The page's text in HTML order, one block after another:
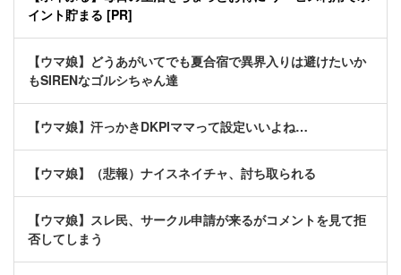
イント貯まる [PR]
【ウマ娘】どうあがいてでも夏合宿で異界入りは避けたいか
もSIRENなゴルシちゃん達
【ウマ娘】汗っかきDKPIママって設定いいよね…
【ウマ娘】（悲報）ナイスネイチャ、討ち取られる
【ウマ娘】スレ民、サークル申請が来るがコメントを見て拒
否してしまう